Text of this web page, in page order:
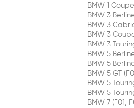
BMW 1 Coupe
BMW 3 Berline
BMW 3
BMW 3 Coupe
BMW 3 Touring
BMW 5 Berline
BMW 5 Berline
BMW 5 GT
BMW 5 Touring
BMW 5 Touring
BMW 7 (F01,